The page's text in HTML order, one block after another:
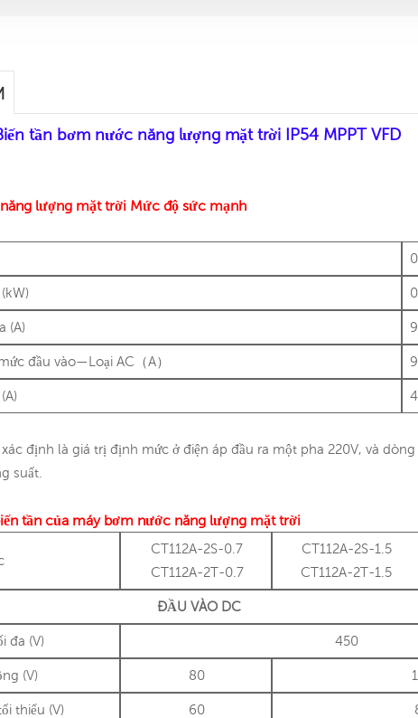
tần bơm nước năng lượng mặt trời IP54 MPPT VFD
lượng mặt trời Mức độ sức mạnh
(A) 9
đầu vào—Loại AC（A）
định là giá trị định mức ở điện áp đầu ra một pha 220V, và dòng
suất.
tần của máy bơm nước năng lượng mặt trời
CT112A-2S-0.7
CT112A-2T-0.7
CT112A-2S-1.5
CT112A-2T-1.5
ĐẦU VÀO DC
đa (V) 450
(V) 80
thiểu (V) 60